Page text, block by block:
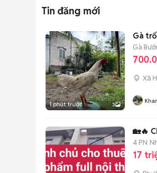
Tin đăng mới
1 phút trước 3
Gà
Gà
Xã
🏡🔥
4 PN
17